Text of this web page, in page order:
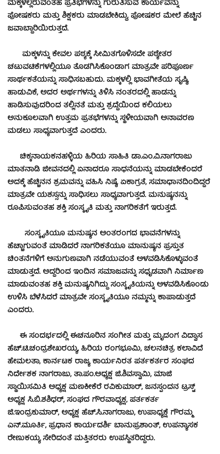
ಮಕ್ಕಳಲ್ಲಿರುವಂತಹ ಪ್ರತಿಭೆಗಳನ್ನು ಗುರುತಿಸುವ ಕಾರ್ಯವನ್ನು
ಪೋಷಕರು ಮತ್ತು ಶಿಕ್ಷಕರು ಮಾಡಬೇಕಿದ್ದು, ಪೋಷಕರ ಮೇಲೆ ಹೆಚ್ಚಿನ
ಜವಾಬ್ದಾರಿಯಿರುತ್ತದೆ.
ಮಕ್ಕಳನ್ನು ಕೇವಲ ಪಠ್ಯಕ್ಕೆ ಸೀಮಿತಗೊಳಿಸದೇ ಪಠ್ಯೇತರ
ಚಟುವಟಿಕೆಗಳಲ್ಲಿಯೂ ತೊಡಗಿಸಿಕೊಂಡಾಗ ಮಾತ್ರವೇ ಪರಿಪೂರ್ಣ
ಸಾರ್ಥಕತೆಯನ್ನು ಸಾಧಿಸಬಹುದು. ಮಕ್ಕಳಲ್ಲಿ ಭಾವಗೀತೆಯ ಸೃಷ್ಠಿ,
ಹಾಡುವಿಕೆ, ಅದರ ಅರ್ಥಗಳನ್ನು ತಿಳಿಸಿ ನಂತರದಲ್ಲಿ ಹಾಡನ್ನು
ಹಾಡಿಸುವುದರಿಂದ ತಲ್ಲಿನತೆ ಮತ್ತು ಶ್ರದ್ಧೆಯಿಂದ ಕಲಿಯಲು
ಅನುಕೂಲವಾಗಿ ಉತ್ತಮ ಪ್ರತಭೆಗಳನ್ನು ಸ್ಥಳೀಯವಾಗಿ ಅನಾವರಣ
ಮಡಲು ಸಾಧ್ಯವಾಗುತ್ತದೆ ಎಂದರು.
ಚಿಕ್ಕನಾಯಕನಹಳ್ಳಿಯ ಹಿರಿಯ ಸಾಹಿತಿ ಡಾ.ಎಂ.ವಿ.ನಾಗರಾಜು
ಮಾತನಾಡಿ ಜೀವನದಲ್ಲಿ ಏನಾದರೂ ಸಾಧನೆಯನ್ನು ಮಾಡಬೇಕೆಂದರೆ
ಅದಕ್ಕೆ ಹೆಚ್ಚಿನನ ಶ್ರಮವನ್ನು ವಹಿಸಿ ನಿಷ್ಠೆ, ಏಕಾಗ್ರತೆ, ಸಮಾಧಾನದಿಂದಿದ್ದರೆ
ಮಾತ್ರವೇ ಯಶಸ್ಸನ್ನು ಸಾಧಿಸಲು ಸಾಧ್ಯವಾಗುತ್ತದೆ. ಮನುಷ್ಯನನ್ನು
ರೂಪಿಸುವಂತಹ ಶಕ್ತಿ ಸಂಸ್ಕೃತಿ ಮತ್ತು ನಾಗರಿಕತೆಗೆ ಇರುತ್ತದೆ.
ಸಂಸ್ಕೃತಿಯೂ ಮನುಷ್ಯನ ಅಂತರಂಗದ ಭಾವನೆಗಳನ್ನು
ಹೆಚ್ಚಾಗುವಂತೆ ಮಾಡಿದರೆ ನಾಗರಿಕತೆಯೂ ಮಾನುಷ್ಯನ ಪ್ರಸ್ತುತ
ಚಿಂತನೆಗಳಿಗೆ ಅನುಗುಣವಾಗಿ ನಡೆಯುವಂತೆ ಅಳವಡಿಸಿಕೊಳ್ಳುವಂತೆ
ಮಾಡುತ್ತದೆ. ಅದ್ದರಿಂದ ಇಂದಿನ ಸಮಾಜವನ್ನು ಸಧೃಡವಾಗಿ ನಿರ್ಮಾಣ
ಮಾಡುವಂತಹ ಶಕ್ತಿ ಮನುಷ್ಯನಿಗಿದ್ದು ಸಂಸ್ಕೃತಿಯನ್ನು ಅಳವಡಿಸಿಕೊಂಡು
ಉಳಿಸಿ ಬೆಳೆಸಿದರೆ ಮಾತ್ರವೇ ಸಂಸ್ಕೃತಿಯೂ ನಮ್ಮನ್ನು ಕಾಪಾಡುತ್ತದೆ
ಎಂದರು.
ಈ ಸಂದರ್ಭದಲ್ಲಿ ಈಚನೂರಿನ ಸಂಗೀತ ಮತ್ತು ಮೃದಂಗ ವಿದ್ವಾಸ
ಹೆಚ್.ಟಿ.ಚಂದ್ರಶೇಖರಯ್ಯ, ಹಿರಿಯ ರಂಗಭೂಮಿ, ಚಲನಚಿತ್ರ ಕಲಾವಿದೆ
ಹೇಮಲತಾ, ಕಾರ್ನಟಕ ರಾಜ್ಯ ಕಾರ್ಯನಿರತ ಪರ್ತಕರ್ತರ ಸಂಘದ
ನಿರ್ದೇಶಕ ನಾಗರಾಜು, ತಾ.ಪಂ.ಅಧ್ಯಕ್ಷ ಜಿ.ಶಿವಸ್ವಾಮಿ, ಮಾಜಿ
ಸ್ಥಾಯಿಸಮಿತಿ ಅಧ್ಯಕ್ಷ ಮಣಕೀಕೆರೆ ರವಿಕುಮಾರ್, ಜನಸ್ಪಂದನ ಟ್ರಸ್ಟ್
ಅಧ್ಯಕ್ಷ ಸಿ.ಬಿ.ಶಶಿಧರ್, ಸಂಘದ ಗೌರವಾಧ್ಯಕ್ಷ, ಪರ್ತಕರ್ತ
ಜಿ.ಇಂದ್ರಕುಮಾರ್, ಅಧ್ಯಕ್ಷ ಹೆಚ್.ಸಿ.ನಾಗರಾಜು, ಉಪಾಧ್ಯಕ್ಷೆ ಗೌರಮ್ಮ
ಎನ್.ಮೂರ್ತಿ, ಪ್ರಧಾನ ಕಾರ್ಯದರ್ಶಿ ಬಾನುಪ್ರಶಾಂತ್, ಉಪನ್ಯಾಸಕ
ರೇಣುಕಯ್ಯ ಸೇರಿದಂತೆ ಮತ್ತಿತರರು ಉಪಸ್ಥಿತರಿದ್ದರು.